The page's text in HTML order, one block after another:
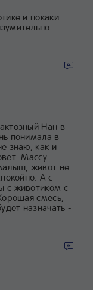
и покаки
Нан в
понимала в
знаю, как и
Массу
живот не
А с
с животиком с
смесь,
назначать -